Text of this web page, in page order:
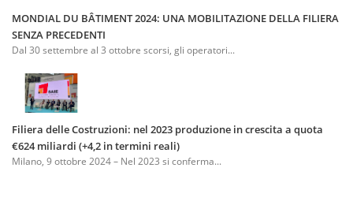
MONDIAL DU BÂTIMENT 2024: UNA MOBILITAZIONE DELLA FILIERA
SENZA PRECEDENTI
Dal 30 settembre al 3 ottobre scorsi, gli operatori...
Filiera delle Costruzioni: nel 2023 produzione in crescita a quota
€624 miliardi (+4,2 in termini reali)
Milano, 9 ottobre 2024 – Nel 2023 si conferma...